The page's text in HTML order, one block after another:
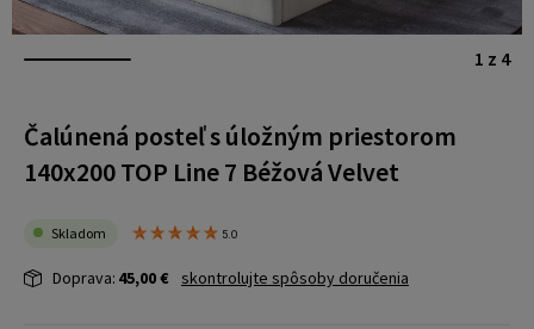
1 z 4
Čalúnená posteľ s úložným priestorom
140x200 TOP Line 7 Béžová Velvet
Skladom 5.0
Doprava: 45,00 € skontrolujte spôsoby doručenia